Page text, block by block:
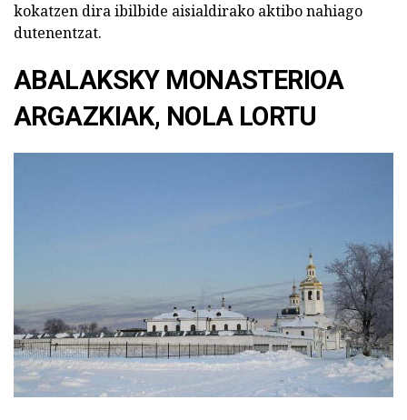
kokatzen dira ibilbide aisialdirako aktibo nahiago
dutenentzat.
ABALAKSKY MONASTERIOA
ARGAZKIAK, NOLA LORTU